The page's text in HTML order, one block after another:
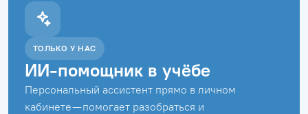
ТОЛЬКО У НАС
ИИ-помощник в учёбе
Персональный ассистент прямо в личном
кабинете — помогает разобраться и